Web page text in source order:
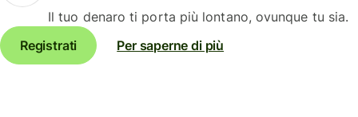
Il tuo denaro ti porta più lontano, ovunque tu sia.
Registrati
Per saperne di più